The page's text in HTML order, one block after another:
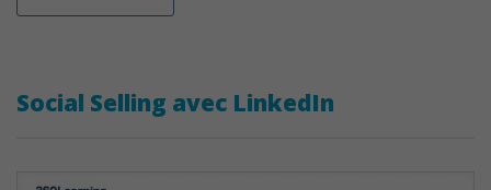
Social Selling avec LinkedIn